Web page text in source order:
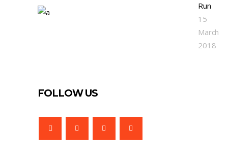
Run
15
March
2018
FOLLOW US